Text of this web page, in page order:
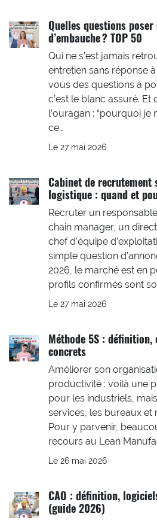
Quelles questions
d’embauche ? TOP 50
Qui ne s’est jamais
entretien sans réponse
vous des questions à
c’est le blanc assuré. Et
l’ouragan : “pourquoi je
ce…
Le 27 mai 2026
Cabinet de recrutement
logistique : quand et
Recruter un
chain manager, un
chef d’équipe
simple question
2026, le marché est en
profils confirmés sont
Le 27 mai 2026
Méthode 5S : définition,
concrets
Améliorer son
productivité : voilà une
pour les industriels,
services, les bureaux et
Pour y parvenir,
recours au Lean
Le 26 mai 2026
CAO : définition,
(guide 2026)